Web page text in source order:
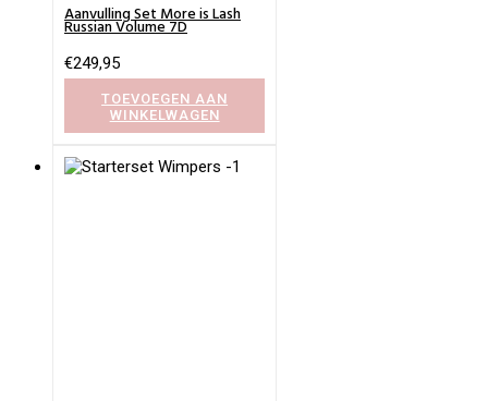
Aanvulling Set More is Lash
Russian Volume 7D
€249,95
TOEVOEGEN AAN
WINKELWAGEN